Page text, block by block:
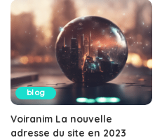
blog
Voiranim La nouvelle
adresse du site en 2023